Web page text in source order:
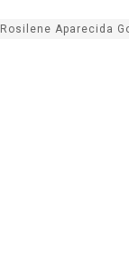
Rosilene Aparecida